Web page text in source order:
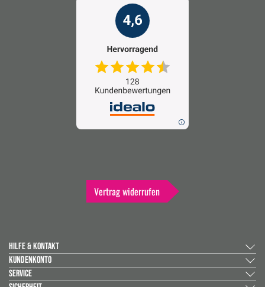
Vertrag widerrufen
HILFE & KONTAKT
KUNDENKONTO
SERVICE